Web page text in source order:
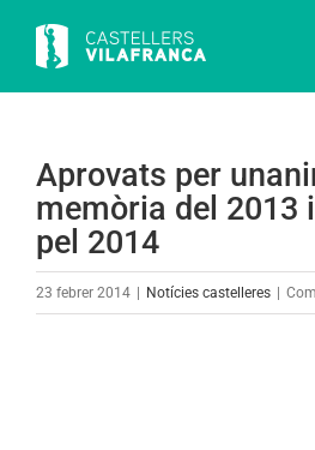
content
Aprovats per
memòria del 2013
pel 2014
23 febrer 2014 Notícies castelleres